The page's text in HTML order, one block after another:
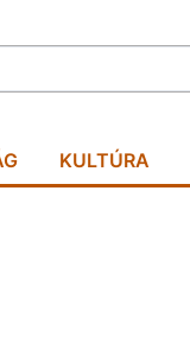
KULTÚRA